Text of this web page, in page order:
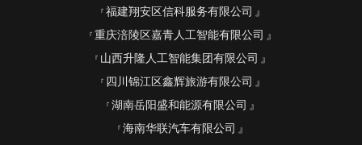
福建翔安区信科服务有限公司
重庆涪陵区嘉青人工智能有限公司
山西升隆人工智能集团有限公司
四川锦江区鑫辉旅游有限公司
湖南岳阳盛和能源有限公司
海南华联汽车有限公司